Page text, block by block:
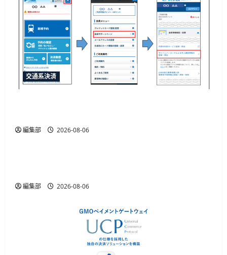
交通系決済
編集部 2026-08-06
ID・規制
編集部 2026-08-06